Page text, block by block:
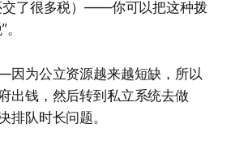
交了很多税）——你可以把这种拨
为公立资源越来越短缺，所以
出钱，然后转到私立系统去做
队时长问题。